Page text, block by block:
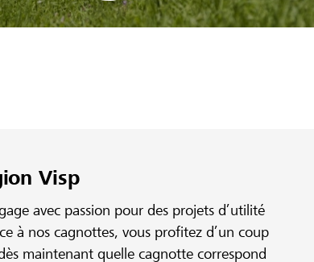
Visp
avec passion pour des projets d’utilité
à nos cagnottes, vous profitez d’un coup
maintenant quelle cagnotte correspond